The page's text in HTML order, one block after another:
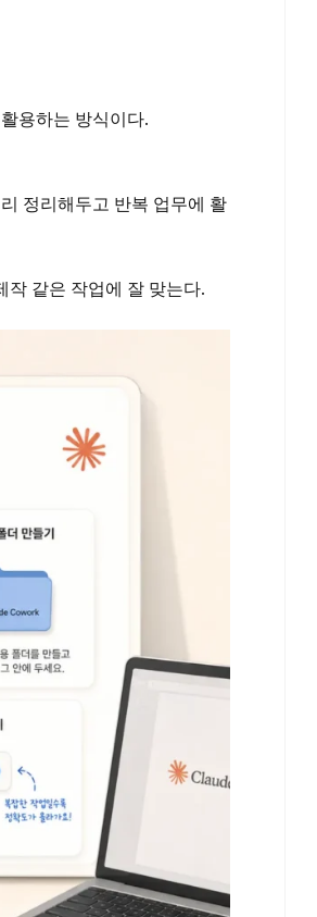
용하는 방식이다.
정리해두고 반복 업무에 활
작 같은 작업에 잘 맞는다.